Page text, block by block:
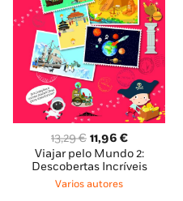
13,29€ O
preço
original
era:
11,96 €O
preço
atual
Viajar pelo Mundo 2:
Descobertas Incríveis
Varios autores